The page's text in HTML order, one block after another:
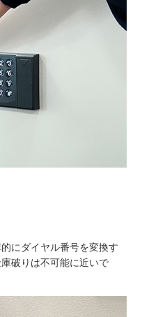
にダイヤル番号を変換す
破りは不可能に近いで